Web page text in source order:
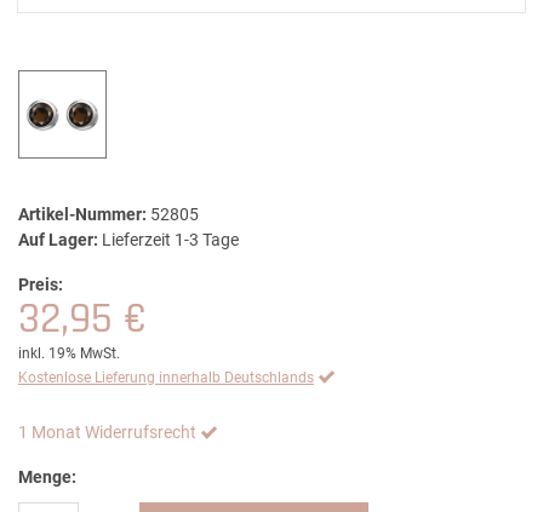
Artikel-Nummer: 52805
Auf Lager: Lieferzeit 1-3 Tage
Preis:
32,95 €
inkl. 19% MwSt.
Kostenlose Lieferung innerhalb Deutschlands
1 Monat Widerrufsrecht
Menge: